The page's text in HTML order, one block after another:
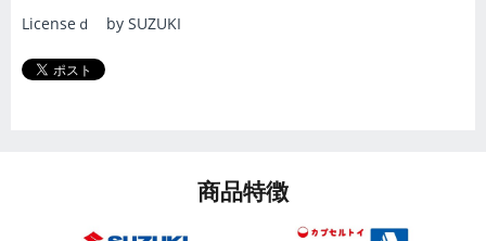
Licenseｄ by SUZUKI
商品特徴